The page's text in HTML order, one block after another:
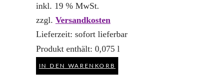
inkl. 19 % MwSt.
zzgl. Versandkosten
Lieferzeit: sofort lieferbar
Produkt enthält: 0,075 l
IN DEN WARENKORB